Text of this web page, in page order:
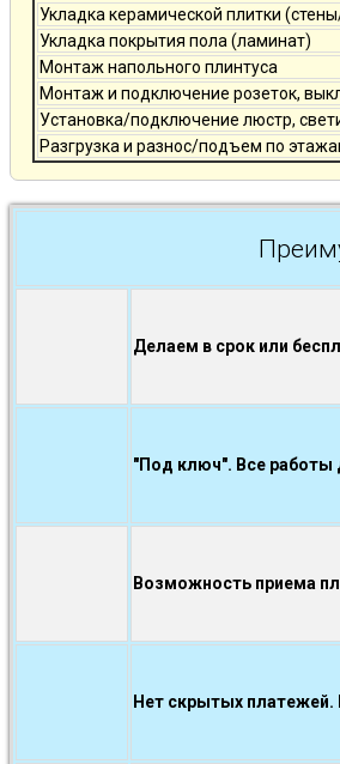
Укладка керамической плитки
Укладка покрытия пола (ламинат)
Монтаж напольного плинтуса
Монтаж и подключение розеток,
Установка/подключение люстр,
Разгрузка и разнос/подъем по
Делаем в срок или
"Под ключ". Все работы
Возможность приема
Нет скрытых платежей.